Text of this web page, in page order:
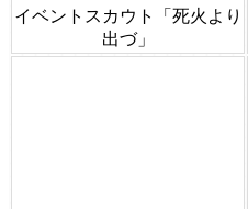
イベントスカウト「死火より
出づ」